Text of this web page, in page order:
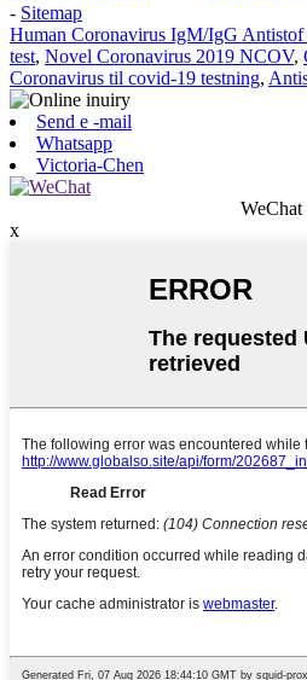
- Sitemap
Human Coronavirus IgM/IgG Antistof
test, Novel Coronavirus 2019 NCOV,
Coronavirus til covid-19 testning,
Send e -mail
Whatsapp
Victoria-Chen
WeChat
x